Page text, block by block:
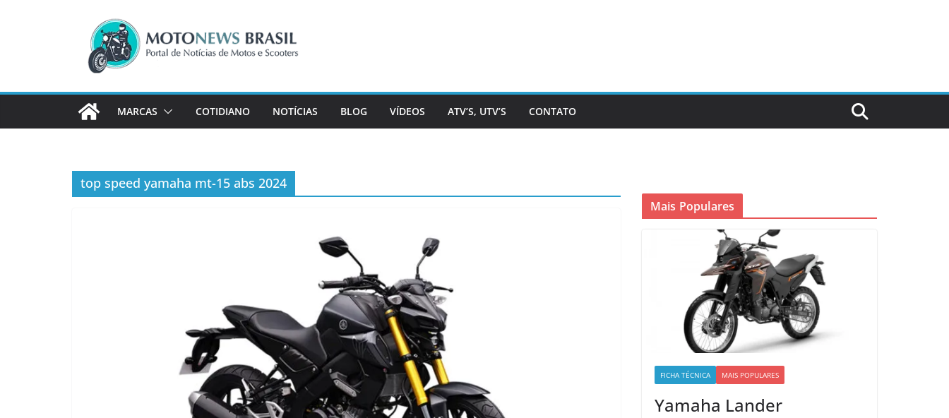
MARCAS COTIDIANO NOTÍCIAS BLOG VÍDEOS ATV’S, UTV’S CONTATO
top speed yamaha mt-15 abs 2024
Mais Populares
FICHA TÉCNICA MAIS POPULARES
Yamaha Lander